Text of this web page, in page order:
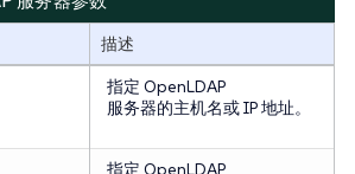
描述
指定 OpenLDAP
服务器的主机名或 IP 地址。
指定 OpenLDAP